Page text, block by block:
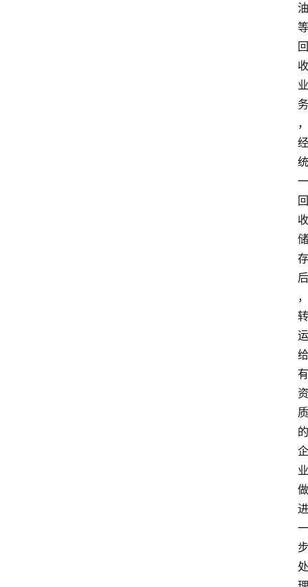
油
等
回
收
业
务
，
经
统
一
回
收
储
存
后
，
转
运
给
有
资
质
的
企
业
做
进
一
步
处